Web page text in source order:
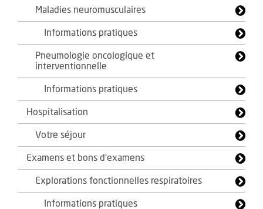
Maladies neuromusculaires
Informations pratiques
Pneumologie oncologique et
interventionnelle
Informations pratiques
Hospitalisation
Votre séjour
Examens et bons d'examens
Explorations fonctionnelles respiratoires
Informations pratiques